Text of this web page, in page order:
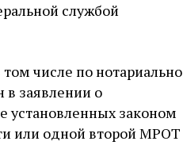
службой
числе по нотариально
в заявлении о
установленных законом
или одной второй МРОТ